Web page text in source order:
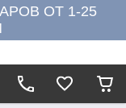
ОТ 1-25